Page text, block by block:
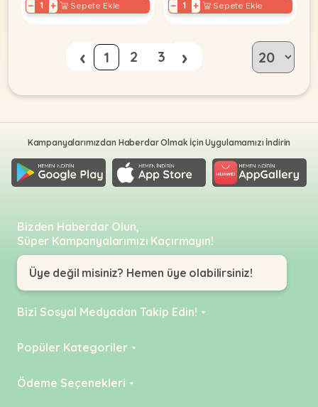
− + Sepete Ekle − + Sepete Ekle
‹ 1 2 3 ›
Kampanyalarımızdan Haberdar Olmak İçin Uygulamamızı İndirin
Bizden Haberdar Olun,
Süper Kampanyalarımızı Kaçırmayın!
Üye değil misiniz? Hemen üye olabilirsiniz!
Bizi Sosyal Medyadan Takip Edin!
Instagram
Popüler Kategoriler
KEDİ
Ödeme Seçenekleri